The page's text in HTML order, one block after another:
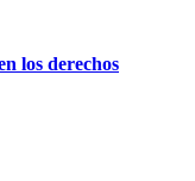
los derechos